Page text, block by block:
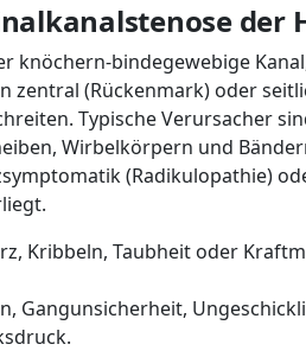
der
knöchern-bindegewebige
zentral (Rückenmark) oder
Typische Verursacher
Wirbelkörpern und
(Radikulopathie)
Kribbeln, Taubheit oder
Gangunsicherheit,